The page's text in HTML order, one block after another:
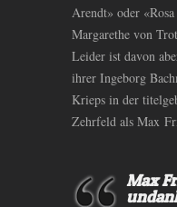
Arendt» oder
Margarethe von
Leider ist davon
ihrer Ingeborg
Krieps in der
Zehrfeld als Max
Max